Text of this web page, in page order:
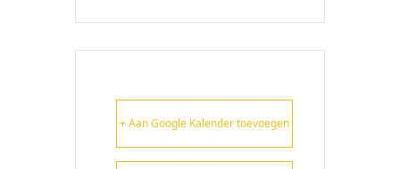
+ Aan Google Kalender toevoegen